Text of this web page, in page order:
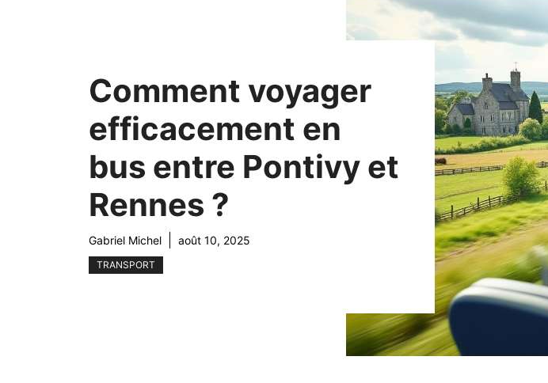
Comment voyager
efficacement en
bus entre Pontivy et
Rennes ?
Gabriel Michel août 10, 2025
TRANSPORT